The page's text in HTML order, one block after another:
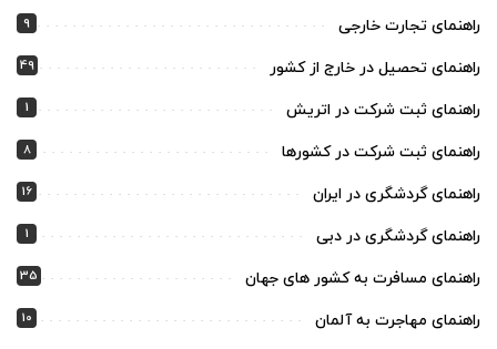
راهنمای تجارت خارجی 9
راهنمای تحصیل در خارج از کشور 49
راهنمای ثبت شرکت در اتریش 1
راهنمای ثبت شرکت در کشورها 8
راهنمای گردشگری در ایران 16
راهنمای گردشگری در دبی 1
راهنمای مسافرت به کشور های جهان 35
راهنمای مهاجرت به آلمان 10